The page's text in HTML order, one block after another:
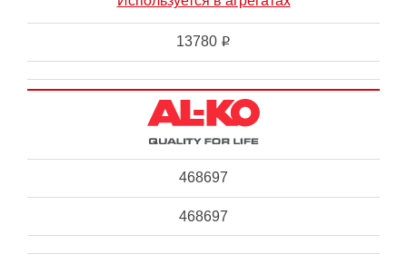
13780 i
468697
468697